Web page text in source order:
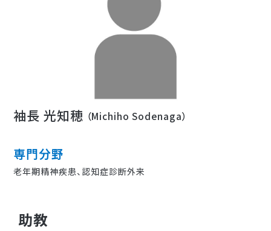
袖長 光知穂 （Michiho Sodenaga）
専門分野
老年期精神疾患、認知症診断外来
助教